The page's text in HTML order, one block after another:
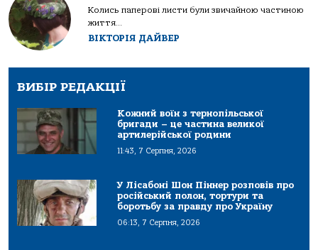
Колись паперові листи були звичайною частиною
життя...
ВІКТОРІЯ ДАЙВЕР
ВИБІР РЕДАКЦІЇ
Кожний воїн з тернопільської
бригади – це частина великої
артилерійської родини
11:43, 7 Серпня, 2026
У Лісабоні Шон Піннер розповів про
російський полон, тортури та
боротьбу за правду про Україну
06:13, 7 Серпня, 2026